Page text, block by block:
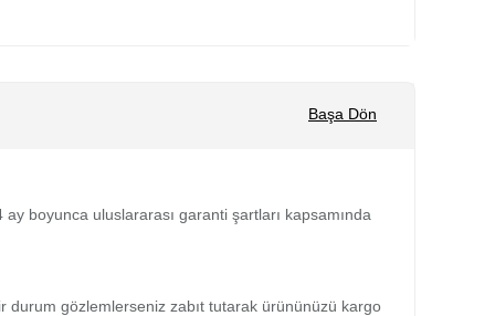
Başa Dön
ay boyunca uluslararası garanti şartları kapsamında
durum gözlemlerseniz zabıt tutarak ürününüzü kargo